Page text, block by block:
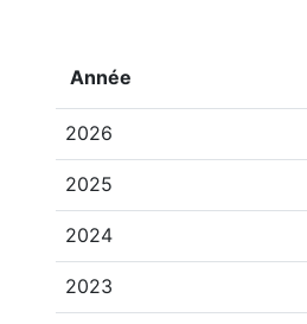
Année
2026
2025
2024
2023